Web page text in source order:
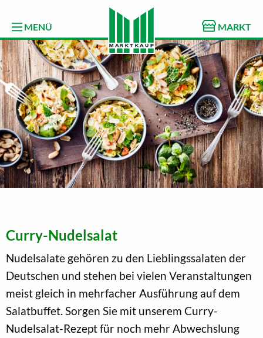
MENÜ MARKT
Curry-Nudelsalat
Nudelsalate gehören zu den Lieblingssalaten der
Deutschen und stehen bei vielen Veranstaltungen
meist gleich in mehrfacher Ausführung auf dem
Salatbuffet. Sorgen Sie mit unserem Curry-
Nudelsalat-Rezept für noch mehr Abwechslung